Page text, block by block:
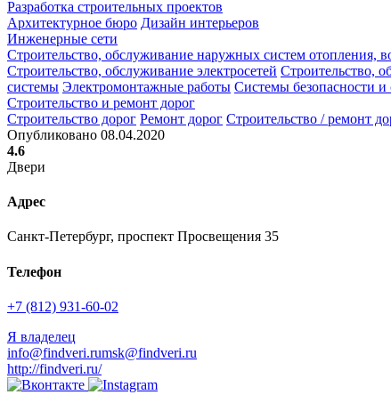
Разработка строительных проектов
Архитектурное бюро Дизайн интерьеров
Инженерные сети
Строительство, обслуживание наружных систем отопления,
Строительство, обслуживание электросетей Строительство,
системы Электромонтажные работы Системы безопасности
Строительство и ремонт дорог
Строительство дорог Ремонт дорог Строительство / ремонт
Опубликовано 08.04.2020
4.6
Двери
Адрес
Санкт-Петербург, проспект Просвещения 35
Телефон
+7 (812) 931-60-02
Я владелец
info@findveri.rumsk@findveri.ru
http://findveri.ru/